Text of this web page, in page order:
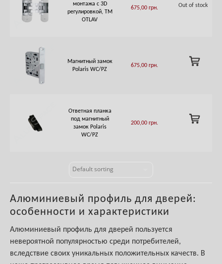
Алюминиевый профиль для дверей:
особенности и характеристики
Алюминиевый профиль для дверей пользуется
невероятной популярностью среди потребителей,
вследствие своих уникальных положительных качеств. В
монтажа с 3D
регулировкой, ТМ
OTLAV
675,00 грн. Out of stock
Магнитный замок
Polaris WC/PZ
675,00 грн.
ADD
TO
Ответная планка
под магнитный
замок Polaris
WC/PZ
200,00 грн.
ADD
TO